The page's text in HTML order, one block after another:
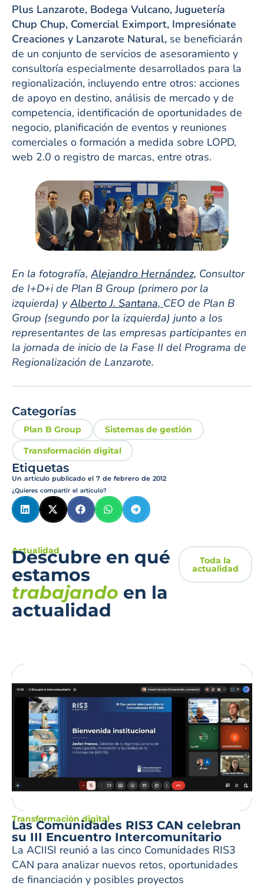
Plus Lanzarote, Bodega Vulcano, Juguetería
Chup Chup, Comercial Eximport, Impresiónate
Creaciones y Lanzarote Natural, se beneficiarán
de un conjunto de servicios de asesoramiento y
consultoría especialmente desarrollados para la
regionalización, incluyendo entre otros: acciones
de apoyo en destino, análisis de mercado y de
competencia, identificación de oportunidades de
negocio, planificación de eventos y reuniones
comerciales o formación a medida sobre LOPD,
web 2.0 o registro de marcas, entre otras.
En la fotografía, Alejandro Hernández, Consultor
de I+D+i de Plan B Group (primero por la
izquierda) yAlberto J. Santana, CEO de Plan B
Group (segundo por la izquierda) junto a los
representantes de las empresas participantes en
la jornada de inicio de la Fase II del Programa de
Regionalización de Lanzarote.
Categorías
Plan B Group
Sistemas de gestión
Transformación digital
Etiquetas
Un artículo publicado el 7 de febrero de 2012
¿Quieres compartir el artículo?
Actualidad
Descubre en qué
estamos
trabajando en la
actualidad
Toda la
actualidad
Transformación digital
Las Comunidades RIS3 CAN celebran
su III Encuentro Intercomunitario
La ACIISI reunió a las cinco Comunidades RIS3
CAN para analizar nuevos retos, oportunidades
de financiación y posibles proyectos